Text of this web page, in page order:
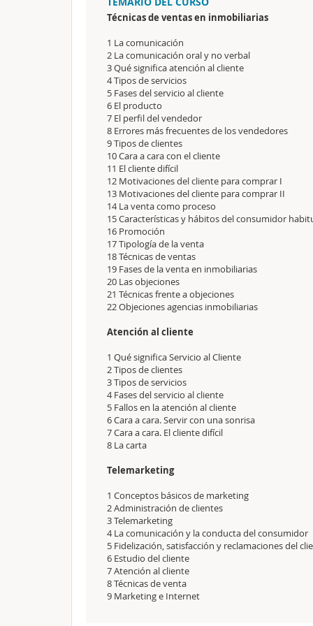
Técnicas de ventas en inmobiliarias
1 La comunicación
2 La comunicación oral y no verbal
3 Qué significa atención al cliente
4 Tipos de servicios
5 Fases del servicio al cliente
6 El producto
7 El perfil del vendedor
8 Errores más frecuentes de los vendedores
9 Tipos de clientes
10 Cara a cara con el cliente
11 El cliente difícil
12 Motivaciones del cliente para comprar I
13 Motivaciones del cliente para comprar II
14 La venta como proceso
15 Características y hábitos del consumidor
16 Promoción
17 Tipología de la venta
18 Técnicas de ventas
19 Fases de la venta en inmobiliarias
20 Las objeciones
21 Técnicas frente a objeciones
22 Objeciones agencias inmobiliarias
Atención al cliente
1 Qué significa Servicio al Cliente
2 Tipos de clientes
3 Tipos de servicios
4 Fases del servicio al cliente
5 Fallos en la atención al cliente
6 Cara a cara. Servir con una sonrisa
7 Cara a cara. El cliente difícil
8 La carta
Telemarketing
1 Conceptos básicos de marketing
2 Administración de clientes
3 Telemarketing
4 La comunicación y la conducta del consumidor
5 Fidelización, satisfacción y reclamaciones del
6 Estudio del cliente
7 Atención al cliente
8 Técnicas de venta
9 Marketing e Internet